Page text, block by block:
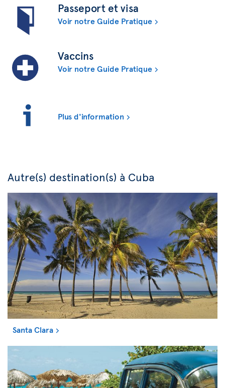
Passeport et visa
Voir notre Guide Pratique
Vaccins
Voir notre Guide Pratique
Plus d'information
Autre(s) destination(s) à Cuba
Santa Clara